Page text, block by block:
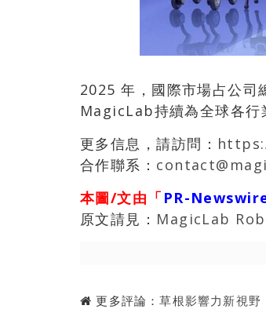
2025 年，國際市場占公司
MagicLab持續為全球各行
更多信息，請訪問：
合作聯系：
本圖/文由「 PR-
原文請見： MagicLab
更多評論：草根影響力新視野